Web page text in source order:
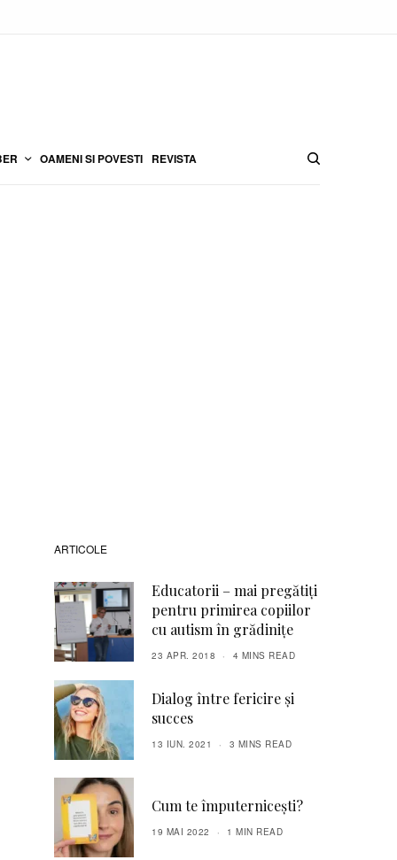
OAMENI SI POVESTI REVISTA
ARTICOLE
Educatorii – mai pregătiți
pentru primirea copiilor
cu autism în grădinițe
23 APR. 2018 4 MINS READ
Dialog între fericire şi
succes
13 IUN. 2021 3 MINS READ
Cum te împuternicești?
19 MAI 2022 1 MIN READ